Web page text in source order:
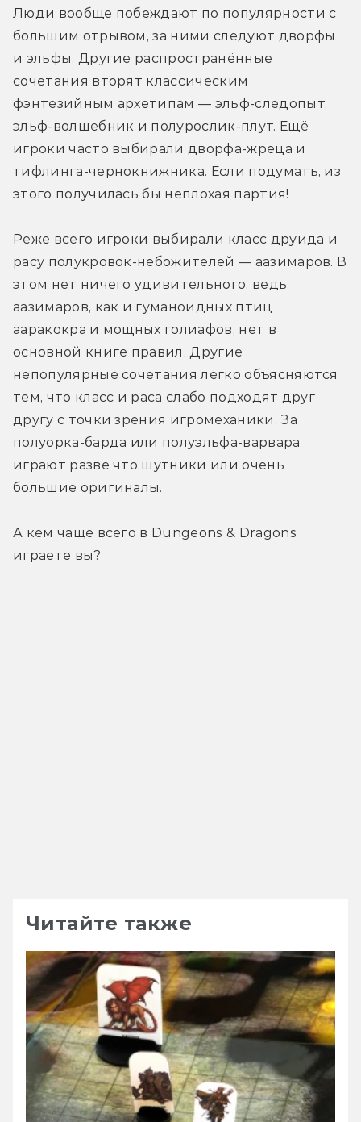
Люди вообще побеждают по популярности с
большим отрывом, за ними следуют дворфы
и эльфы. Другие распространённые
сочетания вторят классическим
фэнтезийным архетипам — эльф-следопыт,
эльф-волшебник и полурослик-плут. Ещё
игроки часто выбирали дворфа-жреца и
тифлинга-чернокнижника. Если подумать, из
этого получилась бы неплохая партия!
Реже всего игроки выбирали класс друида и
расу полукровок-небожителей — аазимаров. В
этом нет ничего удивительного, ведь
аазимаров, как и гуманоидных птиц
ааракокра и мощных голиафов, нет в
основной книге правил. Другие
непопулярные сочетания легко объясняются
тем, что класс и раса слабо подходят друг
другу с точки зрения игромеханики. За
полуорка-барда или полуэльфа-варвара
играют разве что шутники или очень
большие оригиналы.
А кем чаще всего в Dungeons & Dragons
играете вы?
Читайте также